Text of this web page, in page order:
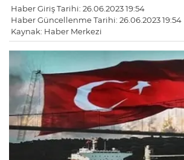
Haber Giriş Tarihi: 26.06.2023 19:54
Haber Güncellenme Tarihi: 26.06.2023 19:54
Kaynak: Haber Merkezi